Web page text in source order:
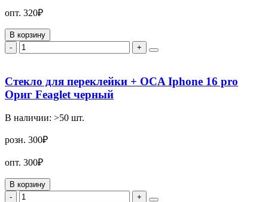
опт. 320₽
В корзину
-
+
Стекло для переклейки + OCA Iphone 16 pro
Ориг Feaglet черный
В наличии: >50 шт.
розн. 300₽
опт. 300₽
В корзину
-
+